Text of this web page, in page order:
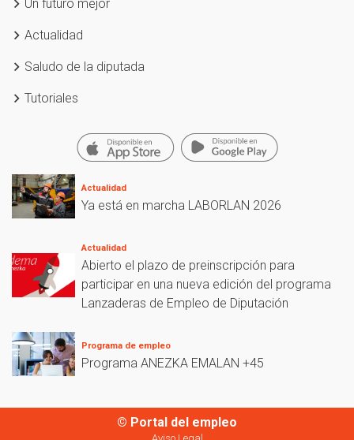
Un futuro mejor
Actualidad
Saludo de la diputada
Tutoriales
Actualidad
Ya está en marcha LABORLAN 2026
Actualidad
Abierto el plazo de preinscripción para
participar en una nueva edición del programa
Lanzaderas de Empleo de Diputación
Programa de empleo
Programa ANEZKA EMALAN +45
© Portal del empleo